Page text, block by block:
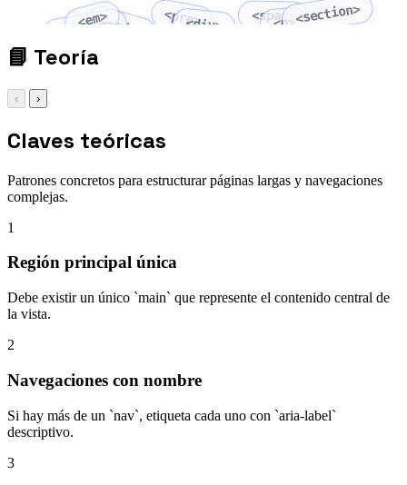
<strong>
<em><code> <pre><div> <span>
<p><section>
📘 Teoría
‹ ›
Claves teóricas
Patrones concretos para estructurar páginas largas y navegaciones
complejas.
1
Región principal única
Debe existir un único `main` que represente el contenido central de
la vista.
2
Navegaciones con nombre
Si hay más de un `nav`, etiqueta cada uno con `aria-label`
descriptivo.
3